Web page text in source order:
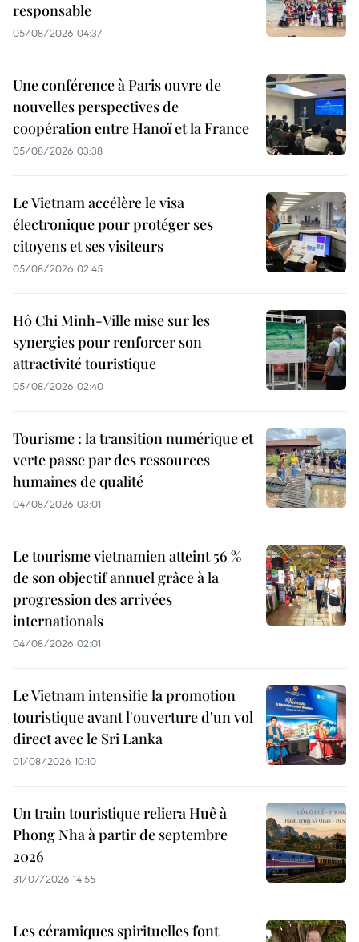
responsable
05/08/2026 04:37
Une conférence à Paris ouvre de
nouvelles perspectives de
coopération entre Hanoï et la France
05/08/2026 03:38
Le Vietnam accélère le visa
électronique pour protéger ses
citoyens et ses visiteurs
05/08/2026 02:45
Hô Chi Minh-Ville mise sur les
synergies pour renforcer son
attractivité touristique
05/08/2026 02:40
Tourisme : la transition numérique et
verte passe par des ressources
humaines de qualité
04/08/2026 03:01
Le tourisme vietnamien atteint 56 %
de son objectif annuel grâce à la
progression des arrivées
internationals
04/08/2026 02:01
Le Vietnam intensifie la promotion
touristique avant l'ouverture d'un vol
direct avec le Sri Lanka
01/08/2026 10:10
Un train touristique reliera Huê à
Phong Nha à partir de septembre
2026
31/07/2026 14:55
Les céramiques spirituelles font